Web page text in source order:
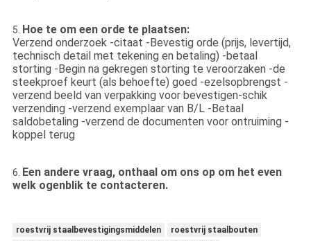
5. Hoe te om een orde te plaatsen:
Verzend onderzoek -citaat -Bevestig orde (prijs, levertijd,
technisch detail met tekening en betaling) -betaal
storting -Begin na gekregen storting te veroorzaken -de
steekproef keurt (als behoefte) goed -ezelsopbrengst -
verzend beeld van verpakking voor bevestigen-schik
verzending -verzend exemplaar van B/L -Betaal
saldobetaling -verzend de documenten voor ontruiming -
koppel terug
6. Een andere vraag, onthaal om ons op om het even
welk ogenblik te contacteren.
roestvrij staalbevestigingsmiddelen
roestvrij staalbouten